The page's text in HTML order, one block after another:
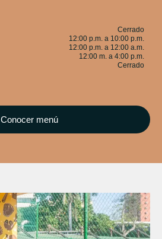
Cerrado
12:00 p.m. a 10:00 p.m.
12:00 p.m. a 12:00 a.m.
12:00 m. a 4:00 p.m.
Cerrado
Conocer menú